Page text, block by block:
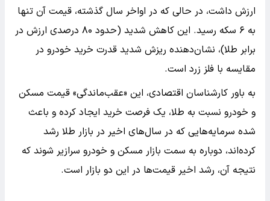
ارزش داشت، در حالی که در اواخر سال گذشته، قیمت آن تنها
به ۶ سکه رسید. این کاهش شدید (حدود ۸۰ درصدی ارزش در
برابر طلا)، نشان‌دهنده ریزش شدید قدرت خرید خودرو در
مقایسه با فلز زرد است.
به باور کارشناسان اقتصادی، این «عقب‌ماندگی» قیمت مسکن
و خودرو نسبت به طلا، یک فرصت خرید ایجاد کرده و باعث
شده سرمایه‌هایی که در سال‌های اخیر در بازار طلا رشد
کرده‌اند، دوباره به سمت بازار مسکن و خودرو سرازیر شوند که
نتیجه آن، رشد اخیر قیمت‌ها در این دو بازار است.